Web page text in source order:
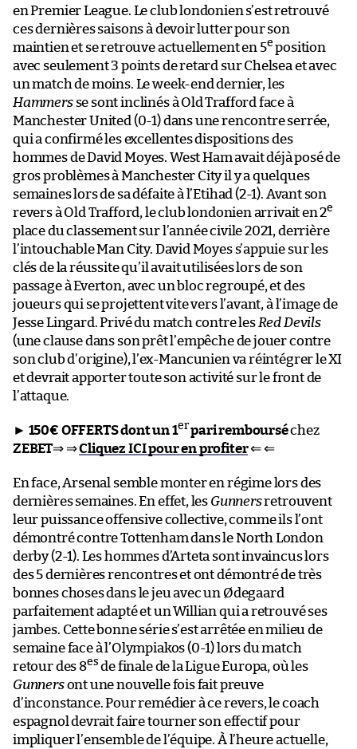
en Premier League. Le club londonien s’est retrouvé
ces dernières saisons à devoir lutter pour son
maintien et se retrouve actuellement en 5e position
avec seulement 3 points de retard sur Chelsea et avec
un match de moins. Le week-end dernier, les
Hammersse sont inclinés à Old Trafford face à
Manchester United (0-1) dans une rencontre serrée,
qui a confirmé les excellentes dispositions des
hommes de David Moyes. West Ham avait déjà posé de
gros problèmes à Manchester City il y a quelques
semaines lors de sa défaite à l’Etihad (2-1). Avant son
revers à Old Trafford, le club londonien arrivait en 2e
place du classement sur l’année civile 2021, derrière
l’intouchable Man City. David Moyes s’appuie sur les
clés de la réussite qu’il avait utilisées lors de son
passage à Everton, avec un bloc regroupé, et des
joueurs qui se projettent vite vers l’avant, à l’image de
Jesse Lingard. Privé du match contre les Red Devils
(une clause dans son prêt l’empêche de jouer contre
son club d’origine), l’ex-Mancunien va réintégrer le XI
et devrait apporter toute son activité sur le front de
l’attaque.
► 150€ OFFERTS dont un 1erpari rembourséchez
ZEBET⇒ ⇒Cliquez ICI pour en profiter⇐ ⇐
En face, Arsenal semble monter en régime lors des
dernières semaines. En effet, les Gunnersretrouvent
leur puissance offensive collective, comme ils l’ont
démontré contre Tottenham dans le North London
derby (2-1). Les hommes d’Arteta sont invaincus lors
des 5 dernières rencontres et ont démontré de très
bonnes choses dans le jeu avec un Ødegaard
parfaitement adapté et un Willian qui a retrouvé ses
jambes. Cette bonne série s’est arrêtée en milieu de
semaine face à l’Olympiakos (0-1) lors du match
retour des 8es de finale de la Ligue Europa, où les
Gunnersont une nouvelle fois fait preuve
d’inconstance. Pour remédier à ce revers, le coach
espagnol devrait faire tourner son effectif pour
impliquer l’ensemble de l’équipe. À l’heure actuelle,